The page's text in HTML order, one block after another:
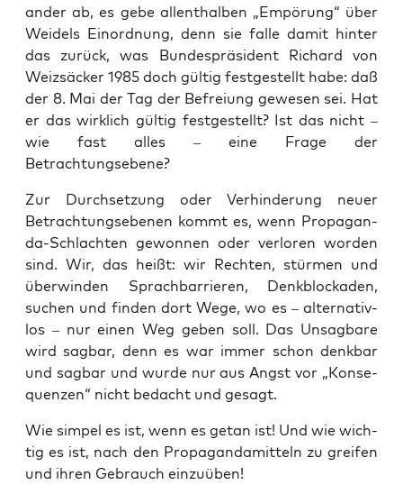
an­der ab, es gebe allent­hal­ben „Empö­rung“ über
Wei­dels Ein­ord­nung, denn sie fal­le damit hin­ter
das zurück, was Bun­des­prä­si­dent Richard von
Weiz­sä­cker 1985 doch gül­tig fest­ge­stellt habe: daß
der 8. Mai der Tag der Befrei­ung gewe­sen sei. Hat
er das wirk­lich gül­tig fest­ge­stellt? Ist das nicht –
wie fast alles – eine Fra­ge der
Betrachtungsebene?
Zur Durch­set­zung oder Ver­hin­de­rung neu­er
Betrach­tungs­ebe­nen kommt es, wenn Pro­pa­gan­
da-Schlach­ten gewon­nen oder ver­lo­ren wor­den
sind. Wir, das heißt: wir Rech­ten, stür­men und
über­win­den Sprach­bar­rie­ren, Denk­blo­cka­den,
suchen und fin­den dort Wege, wo es – alter­na­tiv­
los – nur einen Weg geben soll. Das Unsag­ba­re
wird sag­bar, denn es war immer schon denk­bar
und sag­bar und wur­de nur aus Angst vor „Kon­se­
quen­zen“ nicht bedacht und gesagt.
Wie sim­pel es ist, wenn es getan ist! Und wie wich­
tig es ist, nach den Pro­pa­gan­da­mit­teln zu grei­fen
und ihren Gebrauch einzuüben!